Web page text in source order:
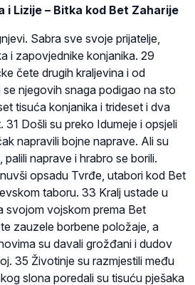
i Lizije – Bitka kod Bet Zaharije
Sabra sve svoje prijatelje,
i zapovjednike konjanika. 29
čete drugih kraljevina i od
njegovih snaga podigao na sto
tisuća konjanika i trideset i dva
Došli su preko Idumeje i opsjeli
napravili bojne naprave. Ali su
naprave i hrabro se borili.
opsadu Tvrđe, utabori kod Bet
taboru. 33 Kralj ustade u
svojom vojskom prema Bet
zauzele borbene položaje, a
su davali grožđani i dudov
35 Životinje su razmjestili među
slona poredali su tisuću pješaka